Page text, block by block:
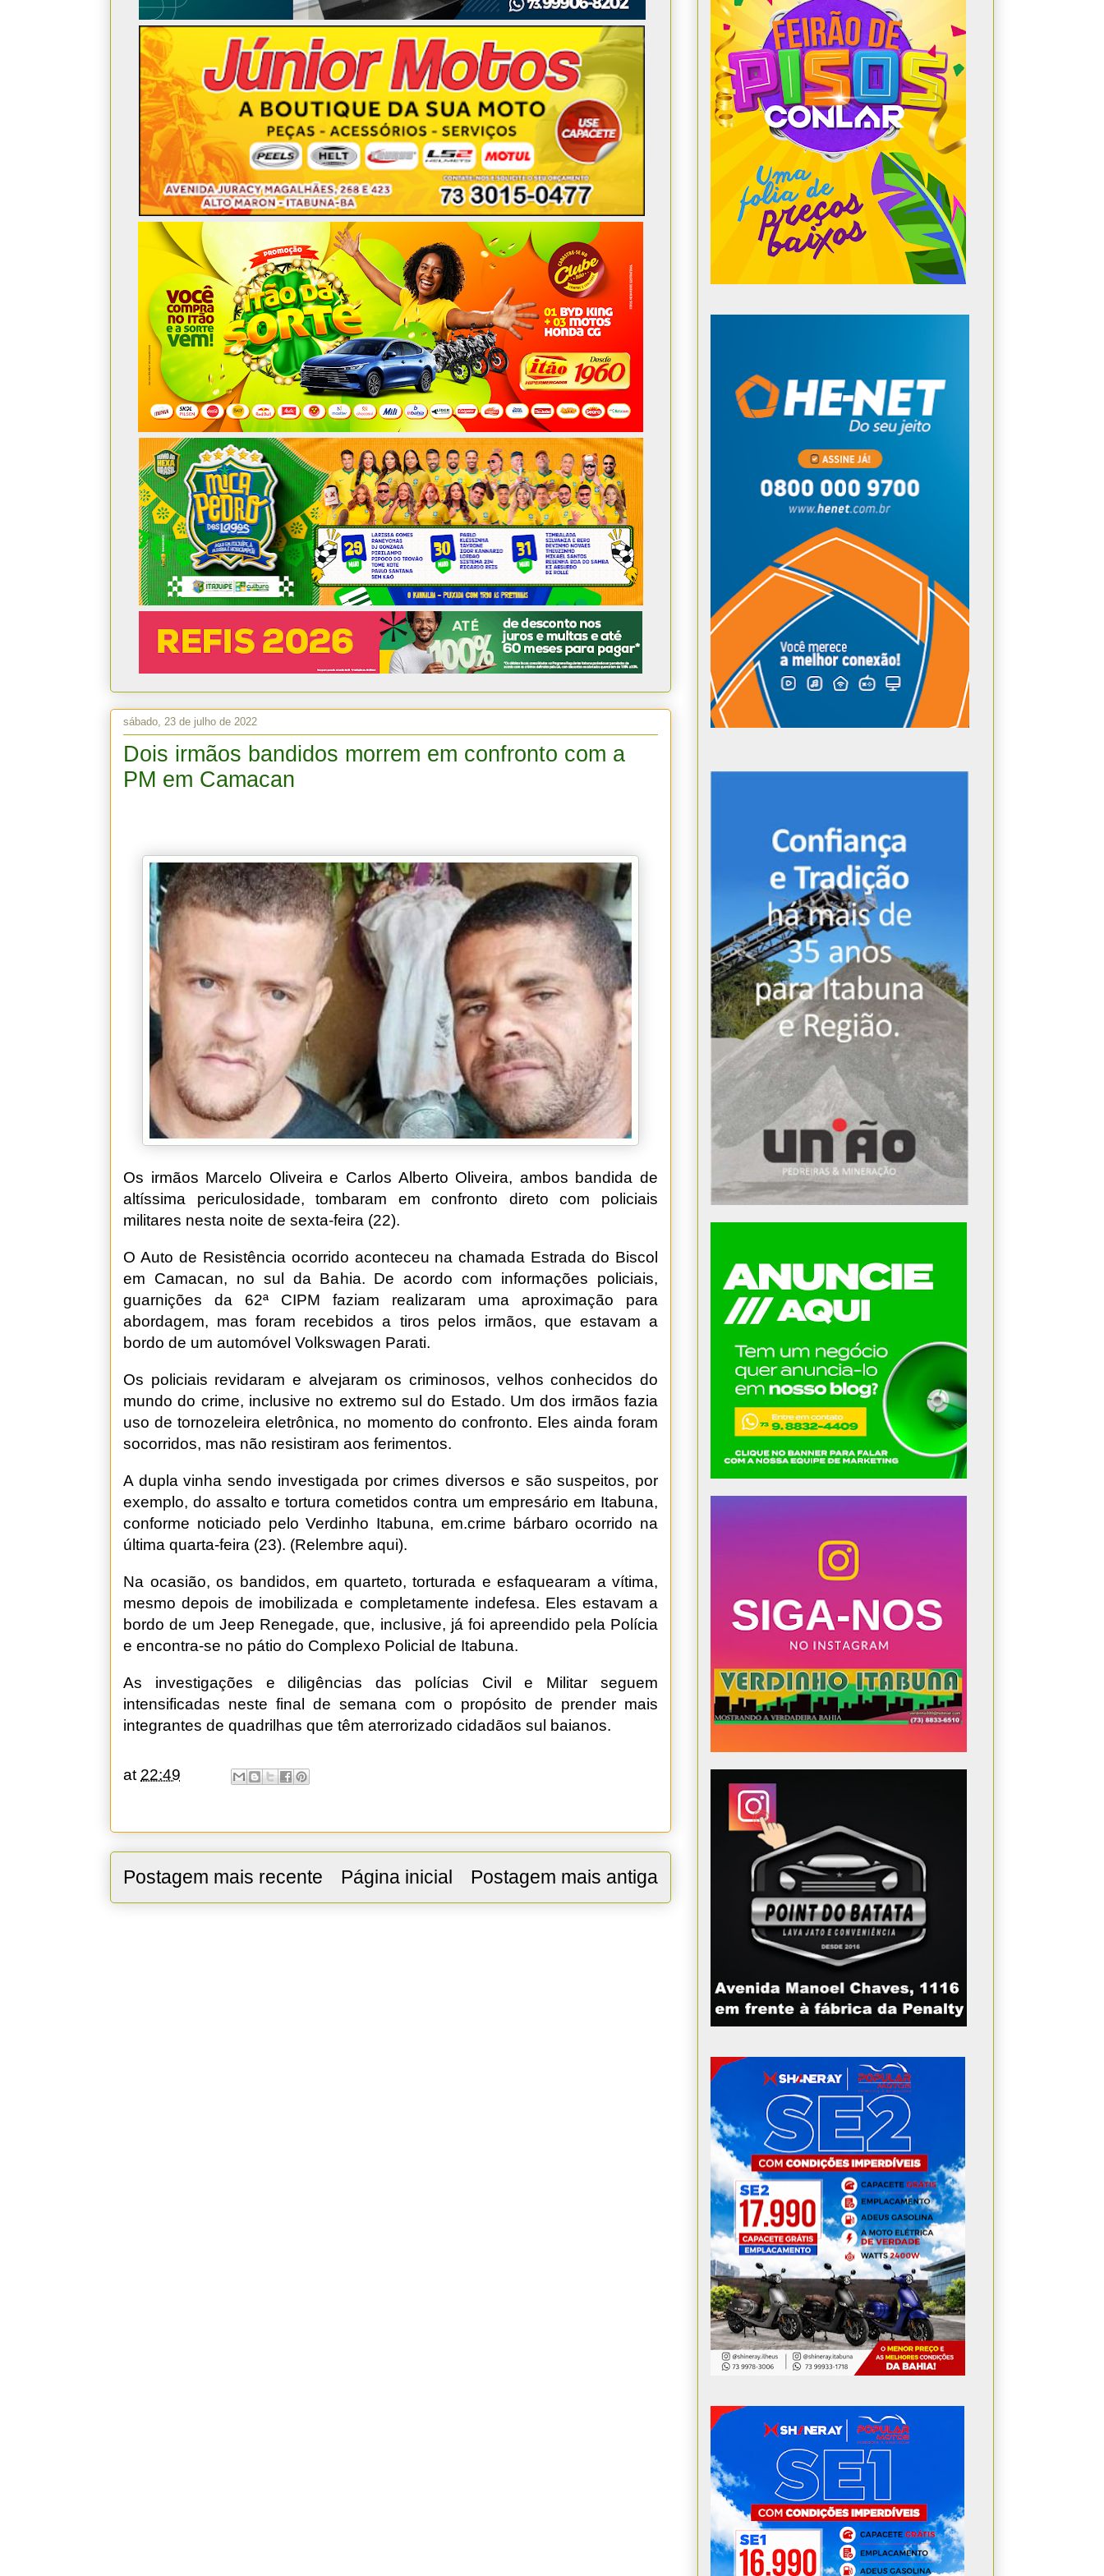
sábado, 23 de julho de 2022
Dois irmãos bandidos morrem em confronto com a
PM em Camacan
Os irmãos Marcelo Oliveira e Carlos Alberto Oliveira, ambos bandida de
altíssima periculosidade, tombaram em confronto direto com policiais
militares nesta noite de sexta-feira (22).
O Auto de Resistência ocorrido aconteceu na chamada Estrada do Biscol
em Camacan, no sul da Bahia. De acordo com informações policiais,
guarnições da 62ª CIPM faziam realizaram uma aproximação para
abordagem, mas foram recebidos a tiros pelos irmãos, que estavam a
bordo de um automóvel Volkswagen Parati.
Os policiais revidaram e alvejaram os criminosos, velhos conhecidos do
mundo do crime, inclusive no extremo sul do Estado. Um dos irmãos fazia
uso de tornozeleira eletrônica, no momento do confronto. Eles ainda foram
socorridos, mas não resistiram aos ferimentos.
A dupla vinha sendo investigada por crimes diversos e são suspeitos, por
exemplo, do assalto e tortura cometidos contra um empresário em Itabuna,
conforme noticiado pelo Verdinho Itabuna, em.crime bárbaro ocorrido na
última quarta-feira (23). (Relembre aqui).
Na ocasião, os bandidos, em quarteto, torturada e esfaquearam a vítima,
mesmo depois de imobilizada e completamente indefesa. Eles estavam a
bordo de um Jeep Renegade, que, inclusive, já foi apreendido pela Polícia
e encontra-se no pátio do Complexo Policial de Itabuna.
As investigações e diligências das polícias Civil e Militar seguem
intensificadas neste final de semana com o propósito de prender mais
integrantes de quadrilhas que têm aterrorizado cidadãos sul baianos.
at 22:49
Postagem mais recente Postagem mais antiga
Página inicial